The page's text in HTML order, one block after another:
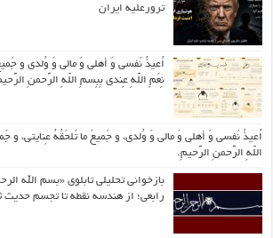
ترورعلیه ایران
اُعیذُ نَفسی وَ أهلی وَ مالی وَ وُلدی و
نِعَمِ اللّهِ عِندی بِبِسمِ اللّهِ الرَّحمنِ
اُعیذُ نَفسی وَ أهلی وَ مالی وَ وُلدی، و جَمیعَ ما تَلحَقُهُ عِنایتی، و
اللّهِ الرَّحمنِ الرَّحیمِ.
بازخوانی تحلیلی تابلوی «بسم الله
رابعی؛ از هندسه نقطه تا تجسم حدیث